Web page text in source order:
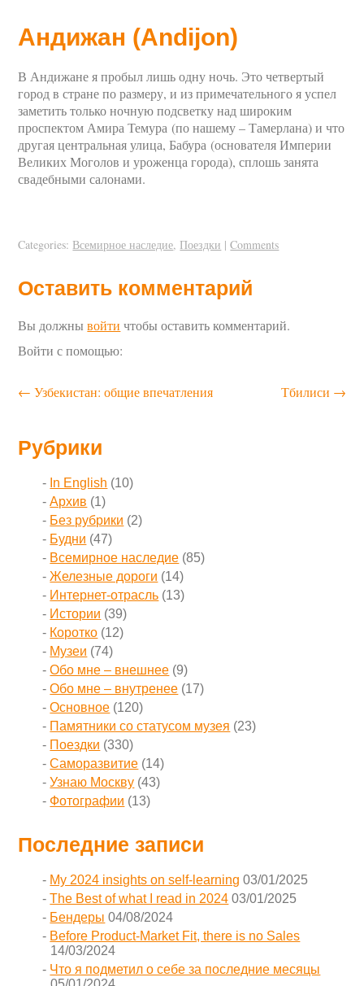
Андижан (Andijon)
В Андижане я пробыл лишь одну ночь. Это четвертый
город в стране по размеру, и из примечательного я успел
заметить только ночную подсветку над широким
проспектом Амира Темура (по нашему – Тамерлана) и что
другая центральная улица, Бабура (основателя Империи
Великих Моголов и уроженца города), сплошь занята
свадебными салонами.
Categories: Всемирное наследие, Поездки | Comments
Оставить комментарий
Вы должнывойти чтобы оставить комментарий.
Войти с помощью:
← Узбекистан: общие впечатления Тбилиси →
Рубрики
In English (10)
Архив (1)
Без рубрики (2)
Будни (47)
Всемирное наследие (85)
Железные дороги (14)
Интернет-отрасль (13)
Истории (39)
Коротко (12)
Музеи (74)
Обо мне – внешнее (9)
Обо мне – внутренее (17)
Основное (120)
Памятники со статусом музея (23)
Поездки (330)
Саморазвитие (14)
Узнаю Москву (43)
Фотографии (13)
Последние записи
My 2024 insights on self-learning 03/01/2025
The Best of what I read in 2024 03/01/2025
Бендеры 04/08/2024
Before Product-Market Fit, there is no Sales
14/03/2024
Что я подметил о себе за последние месяцы